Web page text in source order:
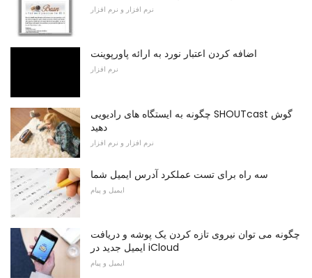
نرم افزار و نرم افزار
اضافه کردن اعتبار نورد به ارائه پاورپوینت
نرم افزار
چگونه به ایستگاه های رادیویی SHOUTcast گوش
دهید
نرم افزار و نرم افزار
سه راه برای تست عملکرد آدرس ایمیل شما
ایمیل و پیام
چگونه می توان نیروی تازه کردن یک پوشه و دریافت
ایمیل جدید در iCloud
ایمیل و پیام